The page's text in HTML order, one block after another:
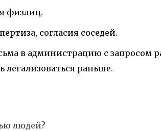
физлиц.
согласия соседей.
в администрацию с запросом
легализоваться раньше.
людей?